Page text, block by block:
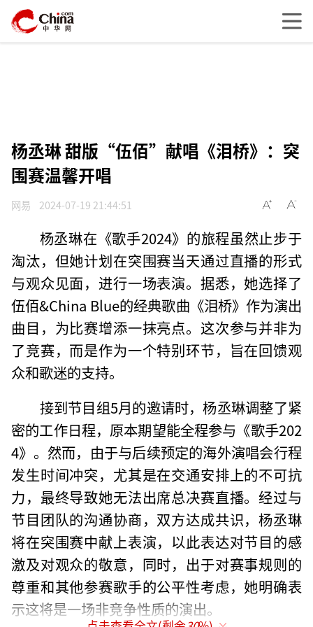
杨丞琳 甜版“伍佰”献唱《泪桥》：突
围赛温馨开唱
网易 2024-07-19 21:44:51
杨丞琳在《歌手2024》的旅程虽然止步于
淘汰，但她计划在突围赛当天通过直播的形式
与观众见面，进行一场表演。据悉，她选择了
伍佰&China Blue的经典歌曲《泪桥》作为演出
曲目，为比赛增添一抹亮点。这次参与并非为
了竞赛，而是作为一个特别环节，旨在回馈观
众和歌迷的支持。
接到节目组5月的邀请时，杨丞琳调整了紧
密的工作日程，原本期望能全程参与《歌手202
4》。然而，由于与后续预定的海外演唱会行程
发生时间冲突，尤其是在交通安排上的不可抗
力，最终导致她无法出席总决赛直播。经过与
节目团队的沟通协商，双方达成共识，杨丞琳
将在突围赛中献上表演，以此表达对节目的感
激及对观众的敬意，同时，出于对赛事规则的
尊重和其他参赛歌手的公平性考虑，她明确表
示这将是一场非竞争性质的演出。